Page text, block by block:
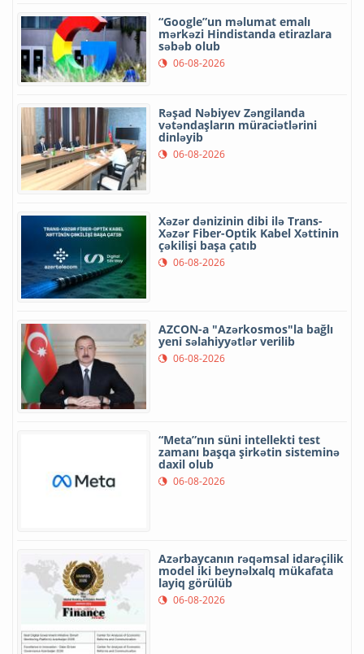
“Google”un məlumat emalı
mərkəzi Hindistanda etirazlara
səbəb olub
06-08-2026
Rəşad Nəbiyev Zəngilanda
vətəndaşların müraciətlərini
dinləyib
06-08-2026
Xəzər dənizinin dibi ilə Trans-
Xəzər Fiber-Optik Kabel Xəttinin
çəkilişi başa çatıb
06-08-2026
AZCON-a "Azərkosmos"la bağlı
yeni səlahiyyətlər verilib
06-08-2026
“Meta”nın süni intellekti test
zamanı başqa şirkətin sisteminə
daxil olub
06-08-2026
Azərbaycanın rəqəmsal idarəçilik
model iki beynəlxalq mükafata
layiq görülüb
06-08-2026